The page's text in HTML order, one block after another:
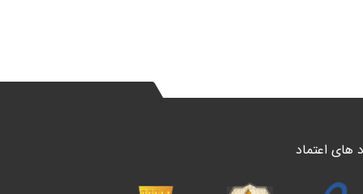
های اعتماد